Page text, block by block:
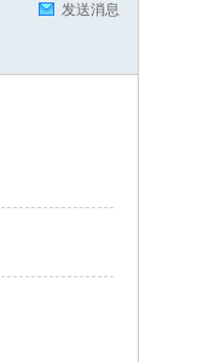
发送消息